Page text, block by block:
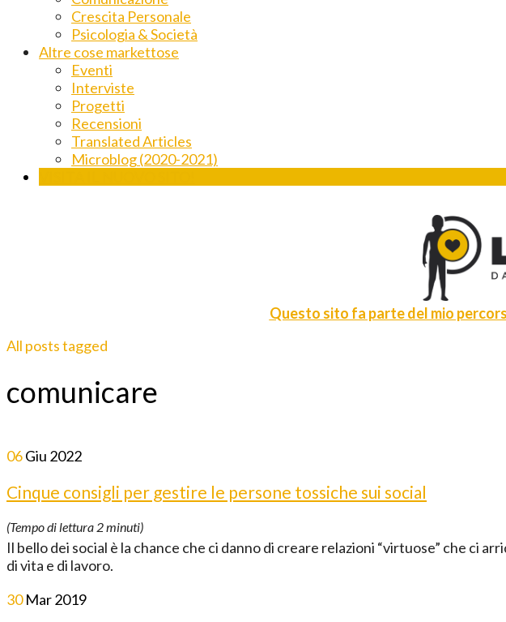
Crescita Personale
Psicologia & Società
Altre cose markettose
Eventi
Interviste
Progetti
Recensioni
Translated Articles
Microblog (2020-2021)
Questo sito fa parte del mio
All posts tagged
comunicare
06Giu 2022
Cinque consigli per gestire le persone tossiche sui social
(Tempo di lettura 2minuti)
Il bello dei social è la chance che ci danno di creare relazioni “virtuose” che ci
di vita e di lavoro.
30 Mar2019